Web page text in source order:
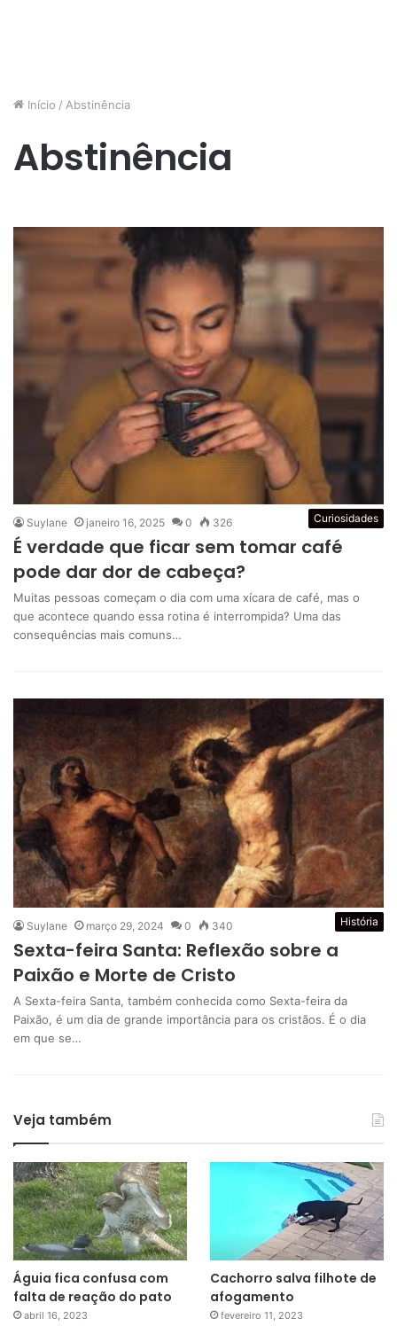
Início / Abstinência
Abstinência
Curiosidades
Suylane janeiro 16, 2025 0 326
É verdade que ficar sem tomar café
pode dar dor de cabeça?
Muitas pessoas começam o dia com uma xícara de café, mas o
que acontece quando essa rotina é interrompida? Uma das
consequências mais comuns…
História
Suylane março 29, 2024 0 340
Sexta-feira Santa: Reflexão sobre a
Paixão e Morte de Cristo
A Sexta-feira Santa, também conhecida como Sexta-feira da
Paixão, é um dia de grande importância para os cristãos. É o dia
em que se…
Veja também
Águia fica confusa com
falta de reação do pato
abril 16, 2023
Cachorro salva filhote de
afogamento
fevereiro 11, 2023